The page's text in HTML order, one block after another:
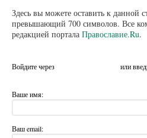
Здесь вы можете оставить к данной
превышающий 700 символов. Все
редакцией портала Православие.Ru.
Войдите через или
Ваше имя:
Ваш email: